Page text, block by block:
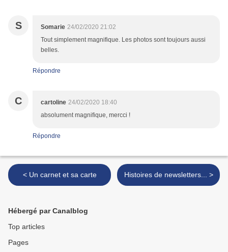
S Somarie 24/02/2020 21:02
Tout simplement magnifique. Les photos sont toujours aussi
belles.
Répondre
C cartoline 24/02/2020 18:40
absolument magnifique, mercci !
Répondre
< Un carnet et sa carte Histoires de newsletters... >
Hébergé par Canalblog
Top articles
Pages